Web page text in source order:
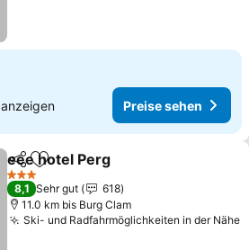
anzeigen Preise sehen
TeilenZu Favoriten hinzufügen
eee hotel Perg
3 Sterne
8,1 Sehr gut
618
11.0 km bis Burg Clam
Ski- und Radfahrmöglichkeiten in der Nähe